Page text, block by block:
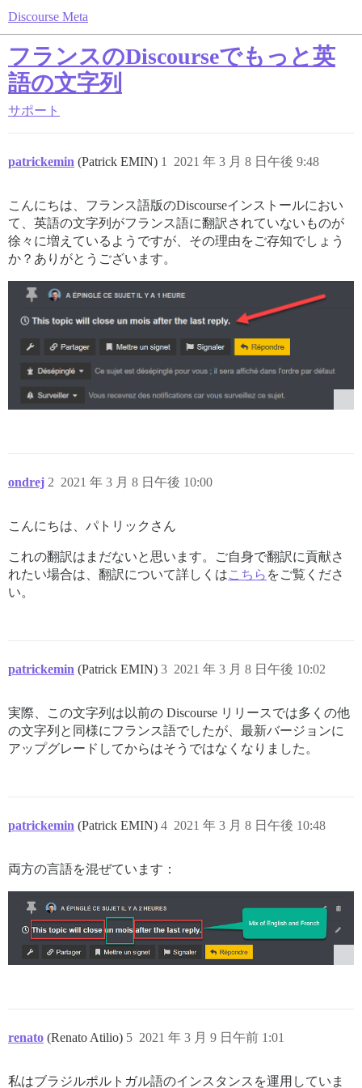
Discourse Meta
フランスのDiscourseでもっと英
語の文字列
サポート
patrickemin (Patrick EMIN) 2021 年 3 月 8 日午後 9:48
1
こんにちは、フランス語版のDiscourseインストールにおい
て、英語の文字列がフランス語に翻訳されていないものが
徐々に増えているようですが、その理由をご存知でしょう
か？ありがとうございます。
ondrej 2021 年 3 月 8 日午後 10:00
2
こんにちは、パトリックさん
これの翻訳はまだないと思います。ご自身で翻訳に貢献さ
れたい場合は、翻訳について詳しくはこちら をご覧くださ
い。
patrickemin (Patrick EMIN) 2021 年 3 月 8 日午後 10:02
3
実際、この文字列は以前の Discourse リリースでは多くの他
の文字列と同様にフランス語でしたが、最新バージョンに
アップグレードしてからはそうではなくなりました。
patrickemin (Patrick EMIN) 2021 年 3 月 8 日午後 10:48
4
両方の言語を混ぜています：
renato (Renato Atilio) 2021 年 3 月 9 日午前 1:01
5
私はブラジルポルトガル語のインスタンスを運用していま